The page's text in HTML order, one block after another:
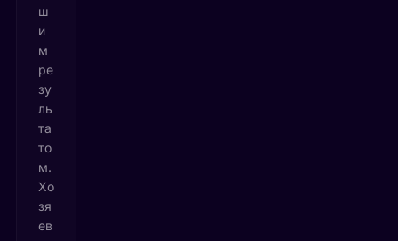
ш
и
м
ре
зу
ль
та
то
м.
Хо
зя
ев